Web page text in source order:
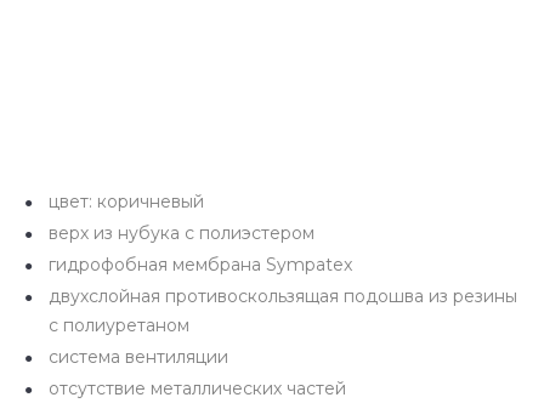
цвет: коричневый
верх из нубука с полиэстером
гидрофобная мембрана Sympatex
двухслойная противоскользящая подошва из резины
с полиуретаном
система вентиляции
отсутствие металлических частей